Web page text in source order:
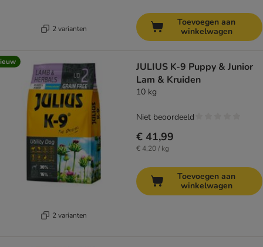
2 varianten
Toevoegen aan
winkelwagen
2 varianten
JULIUS K-9 Puppy & Junior
Lam & Kruiden
10 kg
€ 41,99
€ 4,20 / kg
Niet beoordeeld
Toevoegen aan
winkelwagen